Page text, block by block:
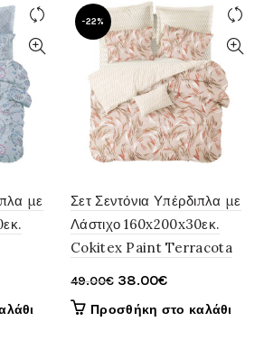
με
-22%
Σετ Σεντόνια Υπέρδιπλα με
Λάστιχο 160x200x30εκ.
Cokitex Paint Terracota
49.00€ Original
price
38.00€Η
τρέχουσα
Προσθήκη στο καλάθι